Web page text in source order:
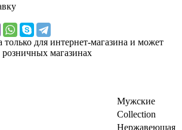
только для интернет-магазина и может
розничных магазинах
Мужские
Collection
Нержавеющая